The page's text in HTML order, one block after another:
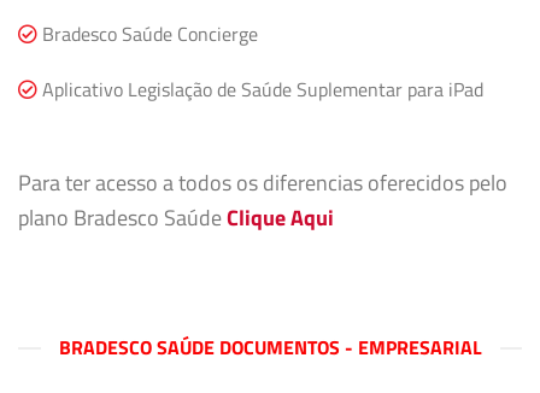
Bradesco Saúde Concierge
Aplicativo Legislação de Saúde Suplementar para iPad
Para ter acesso a todos os diferencias oferecidos pelo
plano Bradesco SaúdeClique Aqui
BRADESCO SAÚDE DOCUMENTOS - EMPRESARIAL